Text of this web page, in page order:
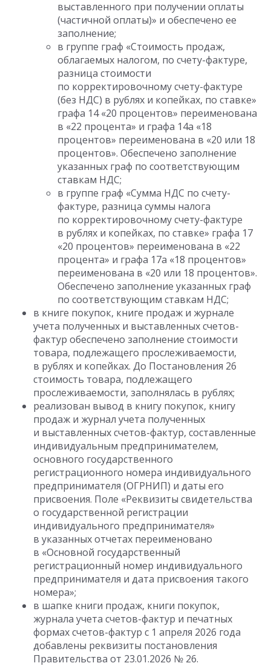
выставленного при получении оплаты
(частичной оплаты)» и обеспечено ее
заполнение;
в группе граф «Стоимость продаж,
облагаемых налогом, по счету-фактуре,
разница стоимости
по корректировочному счету-фактуре
(без НДС) в рублях и копейках, по ставке»
графа 14 «20 процентов» переименована
в «22 процента» и графа 14а «18
процентов» переименована в «20 или 18
процентов». Обеспечено заполнение
указанных граф по соответствующим
ставкам НДС;
в группе граф «Сумма НДС по счету-
фактуре, разница суммы налога
по корректировочному счету-фактуре
в рублях и копейках, по ставке» графа 17
«20 процентов» переименована в «22
процента» и графа 17а «18 процентов»
переименована в «20 или 18 процентов».
Обеспечено заполнение указанных граф
по соответствующим ставкам НДС;
в книге покупок, книге продаж и журнале
учета полученных и выставленных счетов-
фактур обеспечено заполнение стоимости
товара, подлежащего прослеживаемости,
в рублях и копейках. До Постановления 26
стоимость товара, подлежащего
прослеживаемости, заполнялась в рублях;
реализован вывод в книгу покупок, книгу
продаж и журнал учета полученных
и выставленных счетов-фактур, составленные
индивидуальным предпринимателем,
основного государственного
регистрационного номера индивидуального
предпринимателя (ОГРНИП) и даты его
присвоения. Поле «Реквизиты свидетельства
о государственной регистрации
индивидуального предпринимателя»
в указанных отчетах переименовано
в «Основной государственный
регистрационный номер индивидуального
предпринимателя и дата присвоения такого
номера»;
в шапке книги продаж, книги покупок,
журнала учета счетов-фактур и печатных
формах счетов-фактур с 1 апреля 2026 года
добавлены реквизиты постановления
Правительства от 23.01.2026 № 26.